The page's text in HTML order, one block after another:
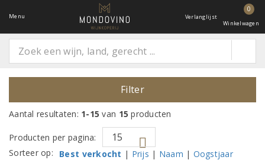
Menu Verlanglijst
0
Winkelwagen
Filter
Aantal resultaten: 1-15 van 15 producten
Producten per pagina:
Sorteer op:
Best verkocht | Prijs | Naam | Oogstjaar